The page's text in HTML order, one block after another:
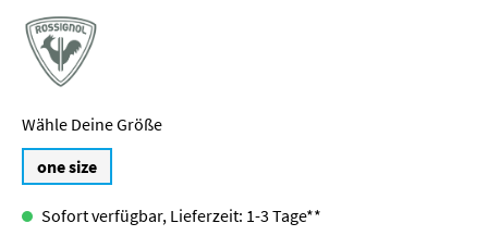
Größe
one size
Sofort verfügbar, Lieferzeit: 1-3 Tage**